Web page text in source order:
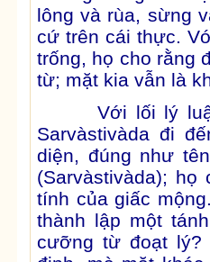
lông và rùa, sừng
cứ trên cái thực.
trống, họ cho rằng
từ; mặt kia vẫn là
Với lối lý luận
Sarvàstivàda đi
diện, đúng như
(Sarvàstivàda);
tính của giấc
thành lập một
cưỡng từ đoạt lý?